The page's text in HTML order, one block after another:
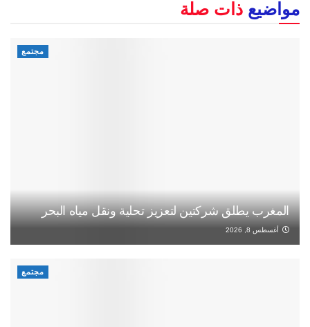
مواضيع ذات صلة
مجتمع
المغرب يطلق شركتين لتعزيز تحلية ونقل مياه البحر
أغسطس 8, 2026
مجتمع